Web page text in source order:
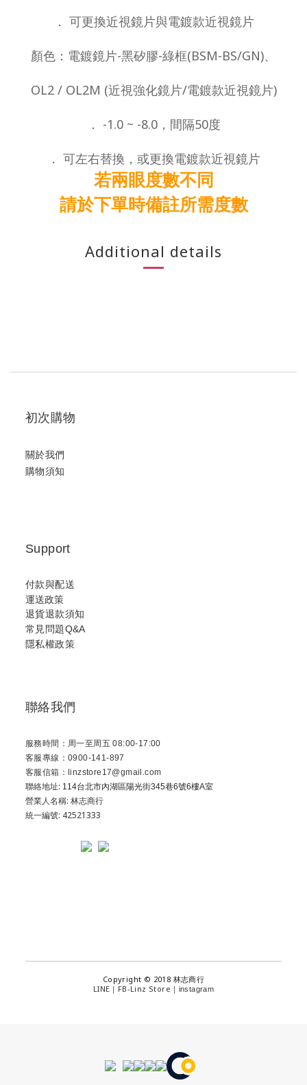
． 可更換近視鏡片與電鍍款近視鏡片
顏色：電鍍鏡片-黑矽膠-綠框(BSM-BS/GN)、
OL2 / OL2M (近視強化鏡片/電鍍款近視鏡片)
． -1.0 ~ -8.0，間隔50度
． 可左右替換，或更換電鍍款近視鏡片
若兩眼度數不同
請於下單時備註所需度數
Additional details
初次購物
關於我們
購物須知
Support
付款與配送
運送政策
退貨退款須知
常見問題Q&A
隱私權政策
聯絡我們
服務時間：周一至周五 08:00-17:00
客服專線：0900-141-897
客服信箱：linzstore17@gmail.com
聯絡地址: 114台北市內湖區陽光街345巷6號6樓A室
營業人名稱: 林志商行
統一編號: 42521333
Copyright © 2018 林志商行
LINE
FB-Linz Store instagram